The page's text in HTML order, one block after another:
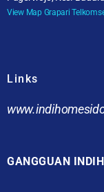
View Map Grapari
Links
GANGGUAN